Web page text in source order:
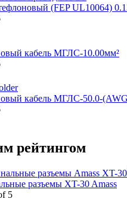
(FEP UL10064)
кабель МГЛС-10.00мм²
кабель МГЛС-50.0-
рейтингом
разъемы XT-30 Amass
5